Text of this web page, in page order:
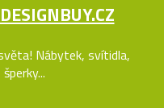
DESIGNBUY.CZ
Nábytek, svítidla,